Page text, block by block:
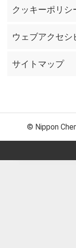
クッキーポリシ
ウェブアクセシ
サイトマップ
© Nippon